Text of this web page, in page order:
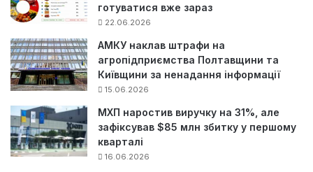
готуватися вже зараз
22.06.2026
АМКУ наклав штрафи на
агропідприємства Полтавщини та
Київщини за ненадання інформації
15.06.2026
МХП наростив виручку на 31%, але
зафіксував $85 млн збитку у першому
кварталі
16.06.2026